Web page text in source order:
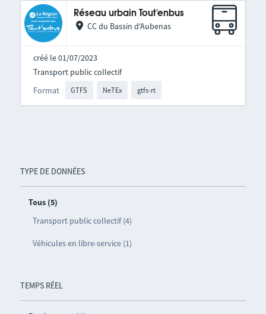
TYPE DE DONNÉES
Tous (5)
Transport public collectif (4)
Véhicules en libre-service (1)
TEMPS RÉEL
Réseau urbain Tout'enbus
CC du Bassin d'Aubenas
créé le 01/07/2023
Format GTFS NeTEx gtfs-rt
Transport public collectif